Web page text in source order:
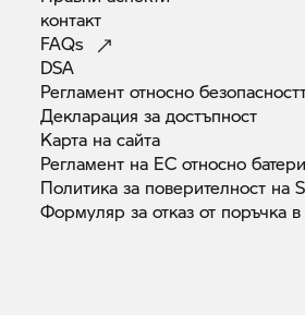
контакт
FAQs
DSA
Регламент относно
Декларация задостъпност
Карта насайта
Регламент на ЕС относно
Политика за поверителност на
Формуляр за отказ от поръчка